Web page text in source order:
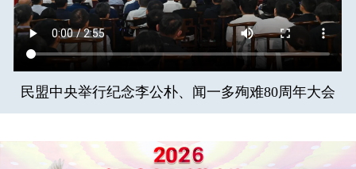
民盟中央举行纪念李公朴、闻一多殉难80周年大会